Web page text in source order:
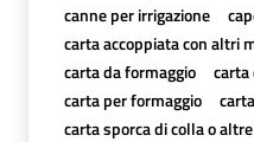
canne per irrigazione
carta accoppiata con altri
carta da formaggio
carta per formaggio
carta sporca di colla o